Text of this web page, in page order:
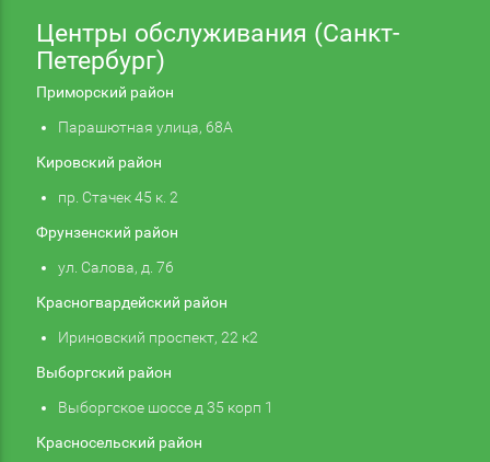
Центры обслуживания (Санкт-
Петербург)
Приморский район
Парашютная улица, 68А
Кировский район
пр. Стачек 45 к. 2
Фрунзенский район
ул. Салова, д. 76
Красногвардейский район
Ириновский проспект, 22 к2
Выборгский район
Выборгское шоссе д 35 корп 1
Красносельский район